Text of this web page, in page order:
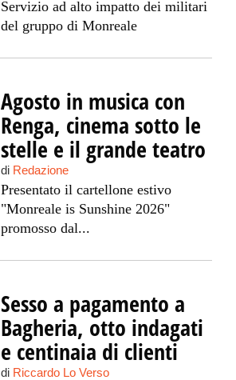
Servizio ad alto impatto dei militari
del gruppo di Monreale
Agosto in musica con
Renga, cinema sotto le
stelle e il grande teatro
di Redazione
Presentato il cartellone estivo
"Monreale is Sunshine 2026"
promosso dal...
Sesso a pagamento a
Bagheria, otto indagati
e centinaia di clienti
di Riccardo Lo Verso